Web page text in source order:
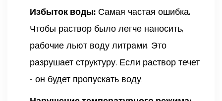
Избыток воды: Самая частая ошибка.
Чтобы раствор было легче наносить,
рабочие льют воду литрами. Это
разрушает структуру. Если раствор течет
- он будет пропускать воду.